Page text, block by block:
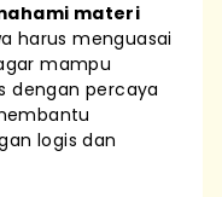
materi
harus menguasai
mampu
dengan percaya
logis dan